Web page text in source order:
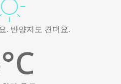
. 반양지도 견뎌요.
°C